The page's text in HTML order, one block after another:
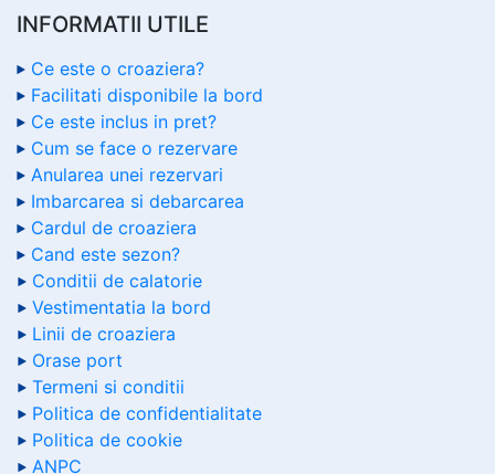
INFORMATII UTILE
Ce este o croaziera?
Facilitati disponibile la bord
Ce este inclus in pret?
Cum se face o rezervare
Anularea unei rezervari
Imbarcarea si debarcarea
Cardul de croaziera
Cand este sezon?
Conditii de calatorie
Vestimentatia la bord
Linii de croaziera
Orase port
Termeni si conditii
Politica de confidentialitate
Politica de cookie
ANPC